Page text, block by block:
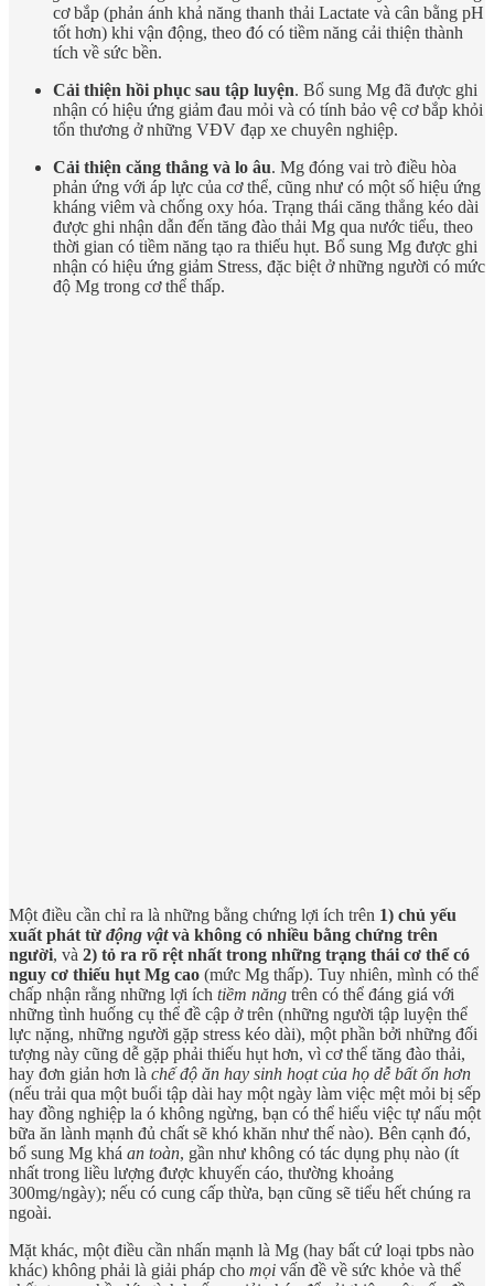
cơ bắp (phản ánh khả năng thanh thải Lactate và cân bằng pH
tốt hơn) khi vận động, theo đó có tiềm năng cải thiện thành
tích về sức bền.
Cải thiện hồi phục sau tập luyện. Bổ sung Mg đã được ghi
nhận có hiệu ứng giảm đau mỏi và có tính bảo vệ cơ bắp khỏi
tổn thương ở những VĐV đạp xe chuyên nghiệp.
Cải thiện căng thẳng và lo âu. Mg đóng vai trò điều hòa
phản ứng với áp lực của cơ thể, cũng như có một số hiệu ứng
kháng viêm và chống oxy hóa. Trạng thái căng thẳng kéo dài
được ghi nhận dẫn đến tăng đào thải Mg qua nước tiểu, theo
thời gian có tiềm năng tạo ra thiếu hụt. Bổ sung Mg được ghi
nhận có hiệu ứng giảm Stress, đặc biệt ở những người có mức
độ Mg trong cơ thể thấp.
Một điều cần chỉ ra là những bằng chứng lợi ích trên 1) chủ yếu
xuất phát từ động vậtvà không có nhiều bằng chứng trên
người, và 2) tỏ ra rõ rệt nhất trong những trạng thái cơ thể có
nguy cơ thiếu hụt Mg cao (mức Mg thấp). Tuy nhiên, mình có thể
chấp nhận rằng những lợi ích tiềm năng trên có thể đáng giá với
những tình huống cụ thể đề cập ở trên (những người tập luyện thể
lực nặng, những người gặp stress kéo dài), một phần bởi những đối
tượng này cũng dễ gặp phải thiếu hụt hơn, vì cơ thể tăng đào thải,
hay đơn giản hơn là chế độ ăn hay sinh hoạt của họ dễ bất ổn hơn
(nếu trải qua một buổi tập dài hay một ngày làm việc mệt mỏi bị sếp
hay đồng nghiệp la ó không ngừng, bạn có thể hiểu việc tự nấu một
bữa ăn lành mạnh đủ chất sẽ khó khăn như thế nào). Bên cạnh đó,
bổ sung Mg khá an toàn, gần như không có tác dụng phụ nào (ít
nhất trong liều lượng được khuyến cáo, thường khoảng
300mg/ngày); nếu có cung cấp thừa, bạn cũng sẽ tiểu hết chúng ra
ngoài.
Mặt khác, một điều cần nhấn mạnh là Mg (hay bất cứ loại tpbs nào
khác) không phải là giải pháp cho mọi vấn đề về sức khỏe và thể